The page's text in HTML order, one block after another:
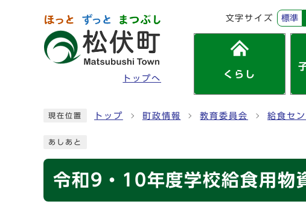
トップへ
文字サイズ 標準
くらし
現在位置 トップ 町政情報 教育委員会 給食セ
あしあと
令和9・10年度学校給食用物